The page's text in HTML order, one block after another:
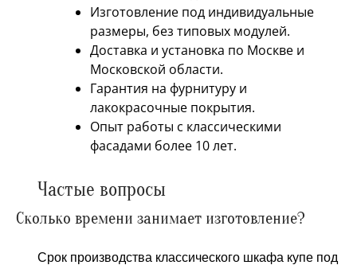
Изготовление под индивидуальные
размеры, без типовых модулей.
Доставка и установка по Москве и
Московской области.
Гарантия на фурнитуру и
лакокрасочные покрытия.
Опыт работы с классическими
фасадами более 10 лет.
Частые вопросы
Сколько времени занимает изготовление?
Срок производства классического шкафа купе под